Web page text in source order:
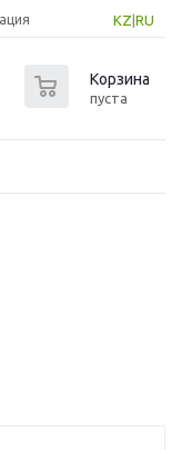
KZ RU
Корзина
пуста